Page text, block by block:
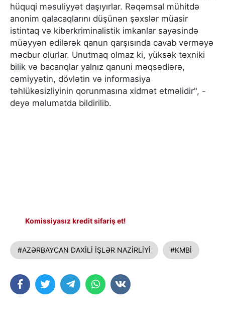
hüquqi məsuliyyət daşıyırlar. Rəqəmsal mühitdə
anonim qalacaqlarını düşünən şəxslər müasir
istintaq və kiberkriminalistik imkanlar sayəsində
müəyyən edilərək qanun qarşısında cavab verməyə
məcbur olurlar. Unutmaq olmaz ki, yüksək texniki
bilik və bacarıqlar yalnız qanuni məqsədlərə,
cəmiyyətin, dövlətin və informasiya
təhlükəsizliyinin qorunmasına xidmət etməlidir", -
deyə məlumatda bildirilib.
Komissiyasız kredit sifariş et!
#AZƏRBAYCAN DAXİLİ İŞLƏR NAZİRLİYİ #KMBİ